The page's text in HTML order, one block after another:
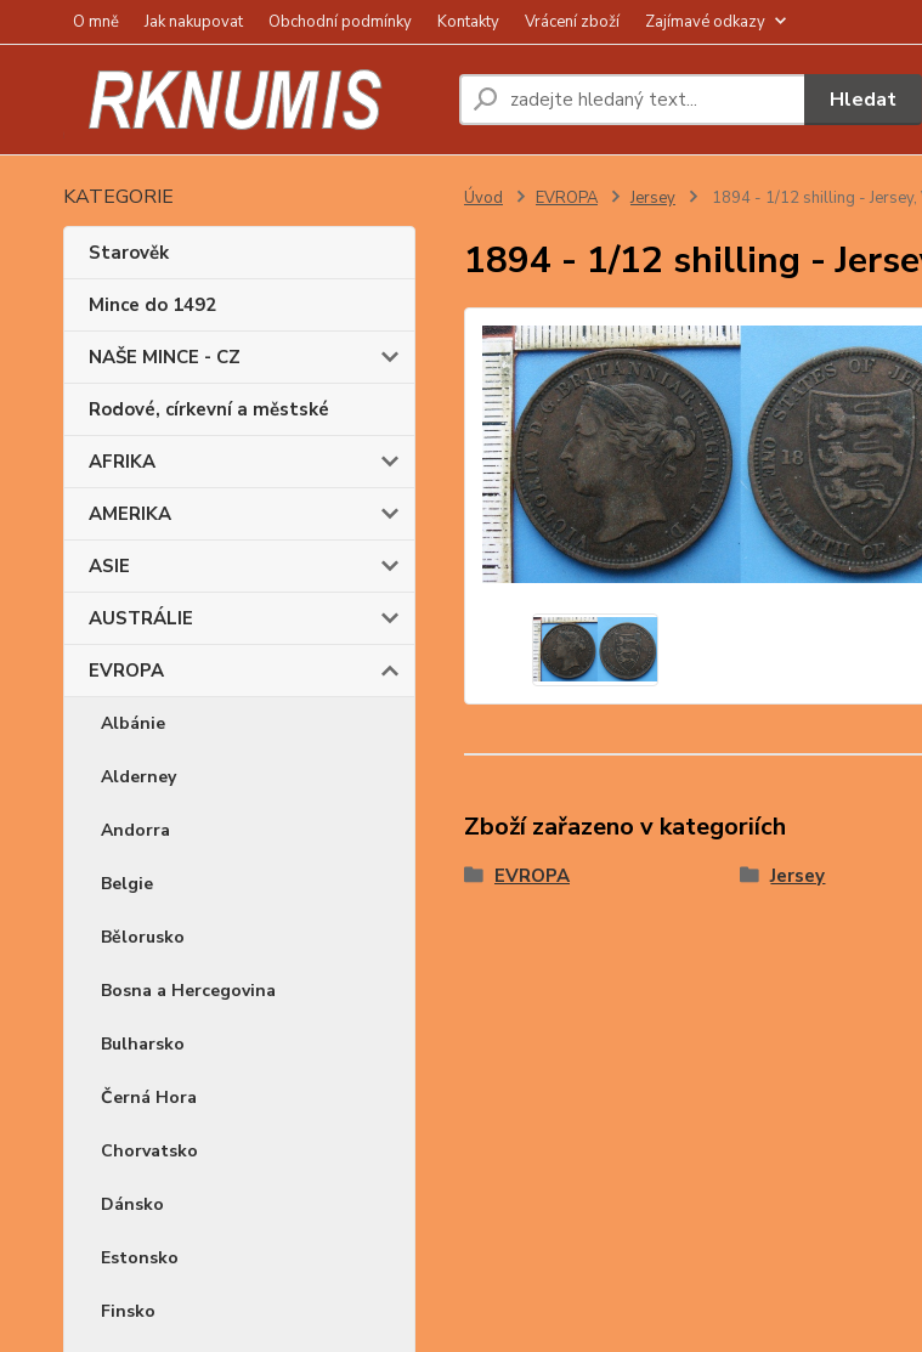
O mně Jak nakupovat Obchodní podmínky Kontakty Vrácení zboží Zajímavé odkazy
Hledat
KATEGORIE
Starověk
Mince do 1492
NAŠE MINCE - CZ
Rodové, církevní a městské
AFRIKA
AMERIKA
ASIE
AUSTRÁLIE
EVROPA
Albánie
Alderney
Andorra
Belgie
Bělorusko
Bosna a Hercegovina
Bulharsko
Černá Hora
Chorvatsko
Dánsko
Estonsko
Finsko
Úvod EVROPA Jersey 1894 - 1/12 shilling - Jersey,
1894 - 1/12 shilling -
Zboží zařazeno v kategoriích
EVROPA Jersey